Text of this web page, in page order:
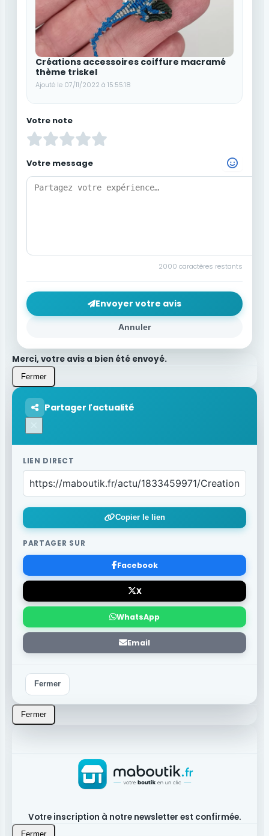
Créations accessoires coiffure macramé
thème triskel
Ajouté le 07/11/2022 à 15:55:18
Votre note
Votre message
Choisir un Emoji
2000 caractères restants
Annuler
Envoyer votre avis
Merci, votre avis a bien été envoyé.
Fermer
Partager l'actualité
LIEN DIRECT
Copier le lien
PARTAGER SUR
Facebook
X
WhatsApp
Email
Fermer
Fermer
Votre inscription à notre newsletter est confirmée.
Fermer